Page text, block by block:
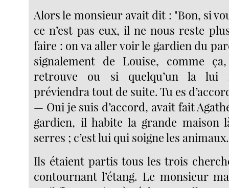
Alors le monsieur avait dit : "Bon, si
ce n’est pas eux, il ne nous reste
faire : on va aller voir le gardien du
signalement de Louise, comme
retrouve ou si quelqu’un la
préviendra tout de suite. Tu es
— Oui je suis d’accord, avait fait
gardien, il habite la grande maison
serres ; c’est lui qui soigne les
Ils étaient partis tous les trois
contournant l’étang. Le monsieur